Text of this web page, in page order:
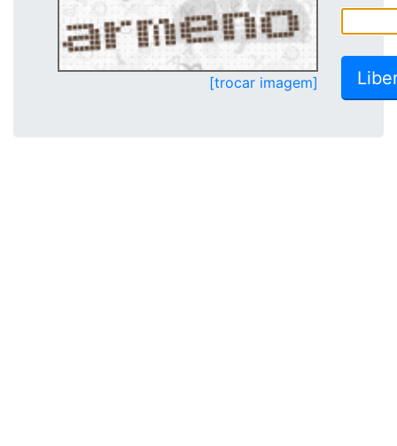
[trocar imagem]